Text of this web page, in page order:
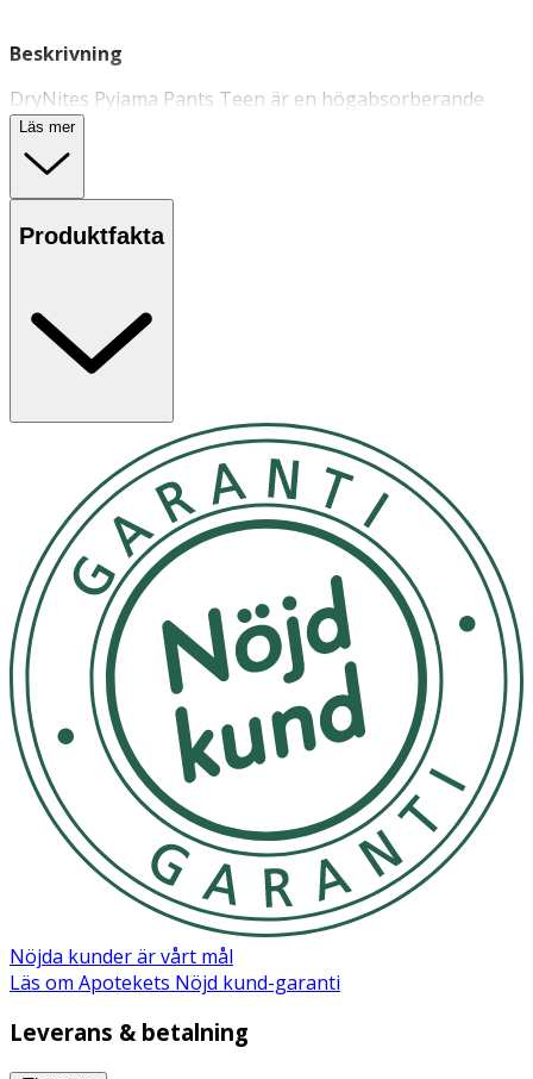
Beskrivning
DryNites Pyjama Pants Teen är en högabsorberande
nattbyxa för äldre pojkar som har problem med
sängvätning. Byxan har en diskret design och bekväm
passform med en tunn, absorberande kärna som
avlägsnar fukt från huden. Sidorna är försedda med
läckageskydd för säkert skydd hela natten.
Medicinteknisk produkt. Tillverkaren garanterar genom
CE-märkning att produkten är säker att använda och
- Används som nattkalsonger, för användning under
nattkläder.
- Används på natten vid behov.
- Förvara på en sval torr plats under 50 grader.
Material
Polypropylene, polyethylene, polyester, superabsorbent
(sodium polyacrylate), wood fluff pulp, polyurethane,
synthetic elastics, adhesives, colourants.
Läs mer
Produktfakta
Nöjda kunder är vårt mål
Läs om Apotekets Nöjd kund-garanti
Leverans & betalning